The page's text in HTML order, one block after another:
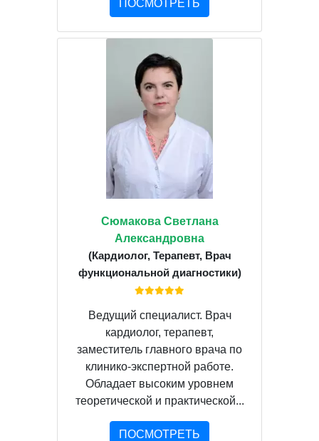
ПОСМОТРЕТЬ
Сюмакова Светлана
Александровна
(Кардиолог, Терапевт, Врач
функциональной диагностики)
Ведущий специалист. Врач
кардиолог, терапевт,
заместитель главного врача по
клинико-экспертной работе.
Обладает высоким уровнем
теоретической и практической...
ПОСМОТРЕТЬ